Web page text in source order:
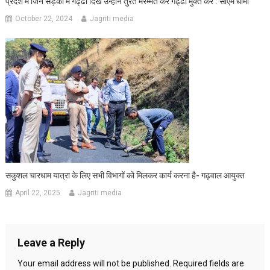
October 22, 2024 Jagriti media
सकुशल चारधाम यात्रा के लिए सभी विभागों को मिलकर कार्य करना है- गढ़वाल आयुक्त
April 22, 2025 Jagriti media
Leave a Reply
Your email address will not be published. Required fields are